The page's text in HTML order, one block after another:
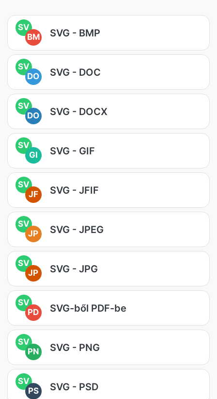
SV
BM
SVG - BMP
SV
DO
SVG - DOC
SV
DO
SVG - DOCX
SV
GI
SVG - GIF
SV
JF
SVG - JFIF
SV
JP
SVG - JPEG
SV
JP
SVG - JPG
SV
PD
SVG-ből PDF-be
SV
PN
SVG - PNG
SV
PS
SVG - PSD